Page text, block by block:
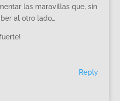
las maravillas que, sin
al otro lado…
Reply